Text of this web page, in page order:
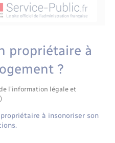
propriétaire à
?
l'information légale et
à insonoriser son